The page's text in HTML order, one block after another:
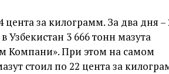
цента за килограмм. За два дня –
Узбекистан 3 666 тонн мазута
Компани». При этом на самом
стоил по 22 цента за